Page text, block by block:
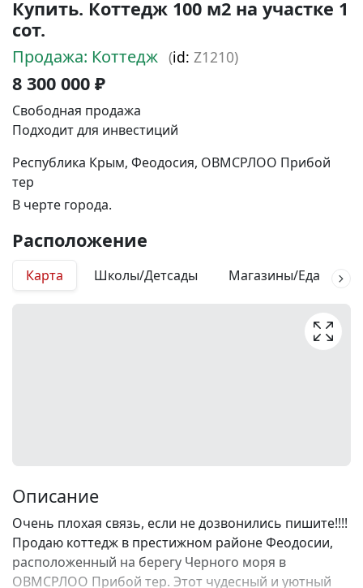
Купить. Коттедж 100 м2 на участке 1
сот.
Продажа: Коттедж (id: Z1210)
8 300 000 ₽
Свободная продажа
Подходит для инвестиций
Республика Крым, Феодосия, ОВМСРЛОО Прибой
тер
В черте города.
Расположение
Карта Школы/Детсады Магазины/Еда
Описание
Очень плохая связь, если не дозвонились пишите!!!!
Продаю коттедж в престижном районе Феодосии,
расположенный на берегу Черного моря в
ОВМСРЛОО Прибой тер. Этот чудесный и уютный